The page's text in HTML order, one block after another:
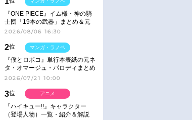
『ONE PIECE』イム様・神の騎
士団「19本の武器」まとめ＆元
ネタ
2026/08/06 16:30
2位
『僕とロボコ』単行本表紙の元ネ
タ・オマージュ・パロディまとめ
2026/07/21 10:00
マンガ・ラノベ
3位
『ハイキュー!!』キャラクター
（登場人物）一覧・紹介＆解説
アニメ